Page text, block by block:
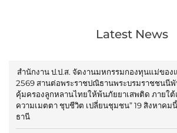
Latest News
สำนักงาน ป.ป.ส. จัดงานมหกรรมกองทุนแม่ของ
2569 สานต่อพระราชปณิธานพระบรมราชชนนี
คุ้มครองลูกหลานไทยให้พ้นภัยยาเสพติด ภายใ
ความเมตตา ชุบชีวิต เปลี่ยนชุมชน” 19 สิงหาค
ธานี